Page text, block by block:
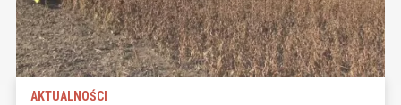
AKTUALNOŚCI